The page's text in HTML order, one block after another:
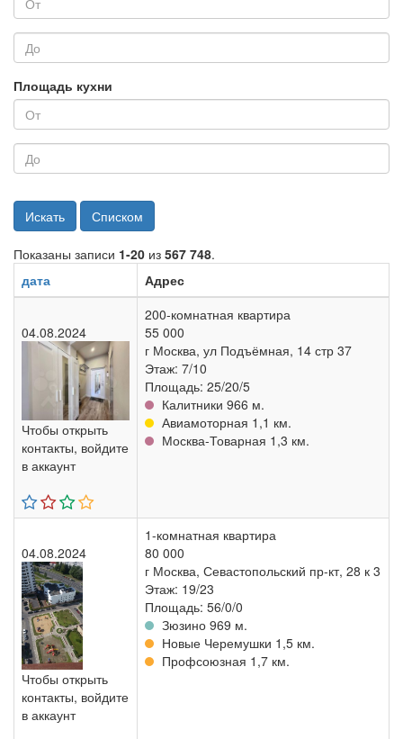
Площадь кухни
Искать Списком
Показаны записи 1-20 из 567 748.
дата
Адрес
04.08.2024
Чтобы открыть
контакты, войдите
в аккаунт
200-комнатная квартира
55 000
г Москва, ул Подъёмная, 14 стр 37
Этаж: 7/10
Площадь: 25/20/5
Калитники 966 м.
Авиамоторная 1,1 км.
Москва-Товарная 1,3 км.
04.08.2024
Чтобы открыть
контакты, войдите
в аккаунт
1-комнатная квартира
80 000
г Москва, Севастопольский пр-кт, 28 к 3
Этаж: 19/23
Площадь: 56/0/0
Зюзино 969 м.
Новые Черемушки 1,5 км.
Профсоюзная 1,7 км.